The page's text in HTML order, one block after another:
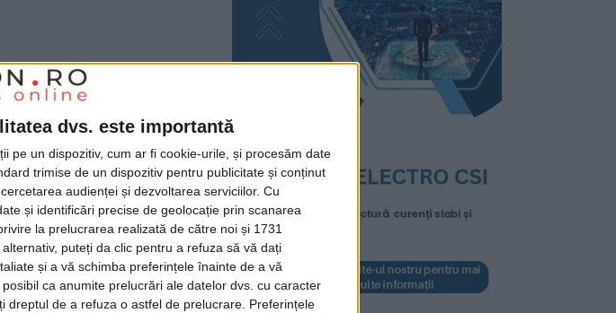
dvs. este importantă
pe un dispozitiv, cum ar fi cookie-urile, și procesăm date
trimise de un dispozitiv pentru publicitate și conținut
audienței și dezvoltarea serviciilor. Cu
și identificări precise de geolocație prin scanarea
la prelucrarea realizată de către noi și 1731
puteți da clic pentru a refuza să vă dați
și a vă schimba preferințele înainte de a vă
ca anumite prelucrări ale datelor dvs. cu caracter
dreptul de a refuza o astfel de prelucrare. Preferințele